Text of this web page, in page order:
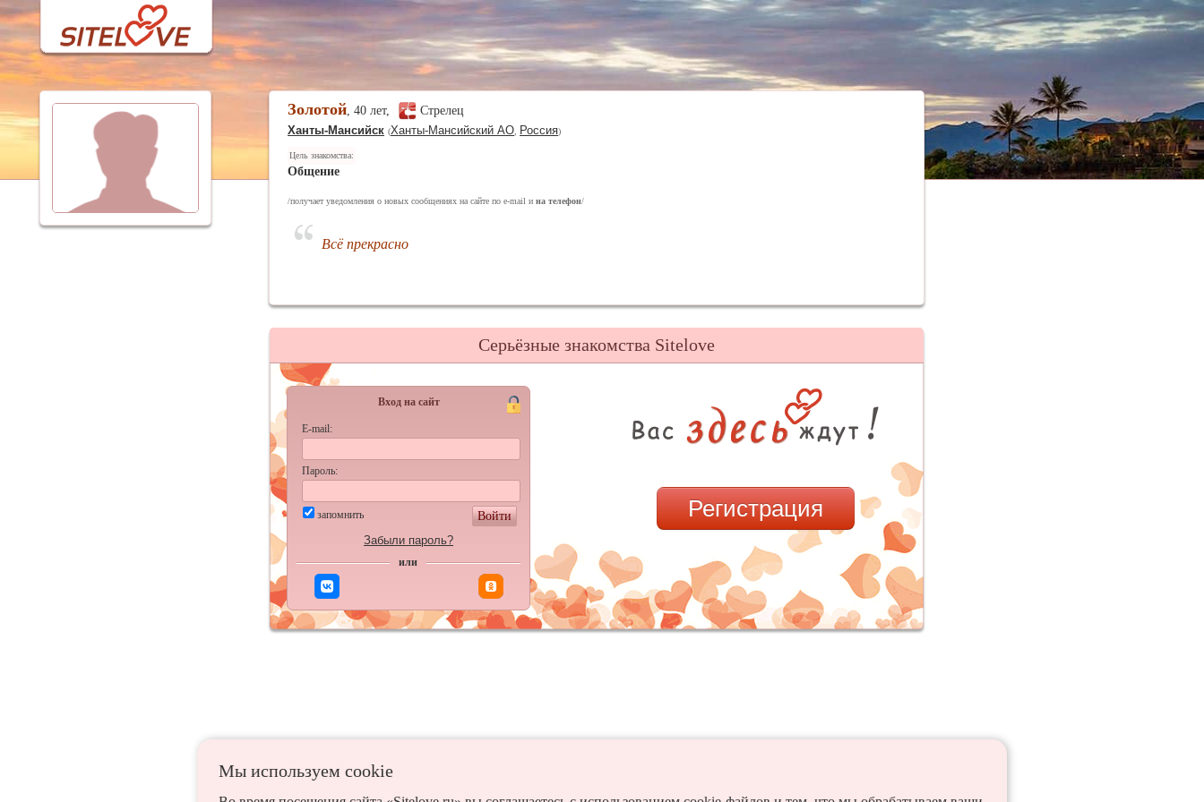
Золотой, 40 лет,
Стрелец
Ханты-Мансийск (Ханты-Мансийский АО Россия)
Цель знакомства:
Общение
/получает уведомления о новых сообщениях на сайте по e-mail и на телефон/
Всё прекрасно
Мы используем сookie
Серьёзные знакомства Sitelove
Вход на сайт
E-mail:
Пароль:
запомнить
Войти
Забыли пароль?
или
Регистрация